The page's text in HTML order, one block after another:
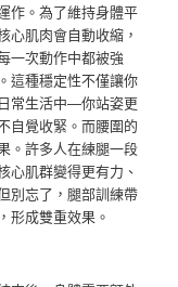
作。為了維持身體平
心肌肉會自動收縮，
一次動作中都被強
這種穩定性不僅讓你
常生活中—你站姿更
自覺收緊。而腰圍的
。許多人在練腿一段
心肌群變得更有力、
別忘了，腿部訓練帶
形成雙重效果。